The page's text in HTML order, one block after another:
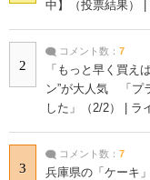
中】（投票結果）
2
コメント数： 7
「もっと早く買え
ン”が大人気 「プ
した」（2/2） | ラ
3
コメント数： 7
兵庫県の「ケーキ